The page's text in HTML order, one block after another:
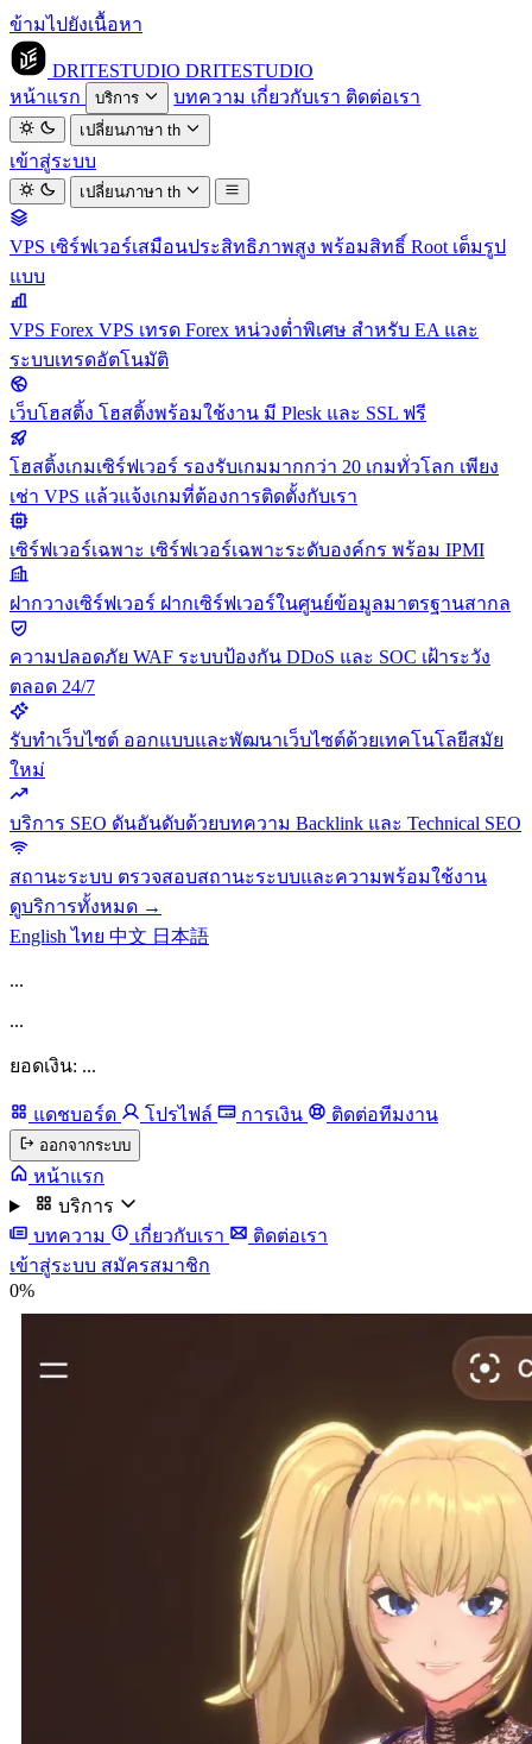
ข้ามไปยังเนื้อหา
DRITESTUDIO DRITESTUDIO
หน้าแรก
บริการ บทความ เกี่ยวกับเรา ติดต่อเรา
เปลี่ยนภาษาth
เข้าสู่ระบบ
เปลี่ยนภาษาth
VPS เซิร์ฟเวอร์เสมือนประสิทธิภาพสูง พร้อมสิทธิ์ Root เต็มรูป
แบบ
VPS Forex VPS เทรด Forex หน่วงต่ำพิเศษ สำหรับ EA และ
ระบบเทรดอัตโนมัติ
เว็บโฮสติ้ง โฮสติ้งพร้อมใช้งาน มี Plesk และ SSL ฟรี
โฮสติ้งเกมเซิร์ฟเวอร์ รองรับเกมมากกว่า 20 เกมทั่วโลก เพียง
เช่า VPS แล้วแจ้งเกมที่ต้องการติดตั้งกับเรา
เซิร์ฟเวอร์เฉพาะ เซิร์ฟเวอร์เฉพาะระดับองค์กร พร้อม IPMI
ฝากวางเซิร์ฟเวอร์ ฝากเซิร์ฟเวอร์ในศูนย์ข้อมูลมาตรฐานสากล
ความปลอดภัย WAF ระบบป้องกัน DDoS และ SOC เฝ้าระวัง
ตลอด 24/7
รับทำเว็บไซต์ ออกแบบและพัฒนาเว็บไซต์ด้วยเทคโนโลยีสมัย
ใหม่
บริการ SEO ดันอันดับด้วยบทความ Backlink และ Technical SEO
สถานะระบบ ตรวจสอบสถานะระบบและความพร้อมใช้งาน
ดูบริการทั้งหมด →
Englishไทย 中文 日本語
...
...
ยอดเงิน: ...
แดชบอร์ด โปรไฟล์ การเงิน ติดต่อทีมงาน
ออกจากระบบ
หน้าแรก
บริการ
บทความ
เกี่ยวกับเรา
ติดต่อเรา
เข้าสู่ระบบ สมัครสมาชิก
0%